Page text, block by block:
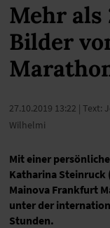
Mehr als
Bilder
27.10.2019 13:22 | Text:
Wilhelmi
Mit einer
Katharina Steinruck
Mainova Frankfurt
unter der
Stunden.